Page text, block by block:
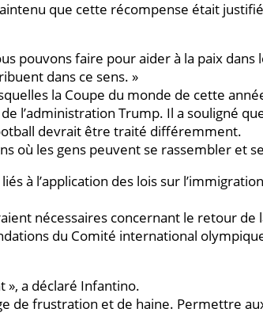
que cette récompense était
pouvons faire pour aider à la paix
dans ce sens. »
la Coupe du monde de cette
l’administration Trump. Il a souligné
devrait être traité différemment.
où les gens peuvent se rassembler et
à l’application des lois sur
nécessaires concernant le retour
du Comité international
», a déclaré Infantino.
de frustration et de haine. Permettre